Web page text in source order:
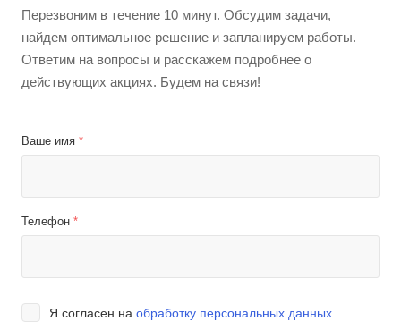
Перезвоним в течение 10 минут. Обсудим задачи,
найдем оптимальное решение и запланируем работы.
Ответим на вопросы и расскажем подробнее о
действующих акциях. Будем на связи!
Ваше имя *
Телефон *
Я согласен на обработку персональных данных